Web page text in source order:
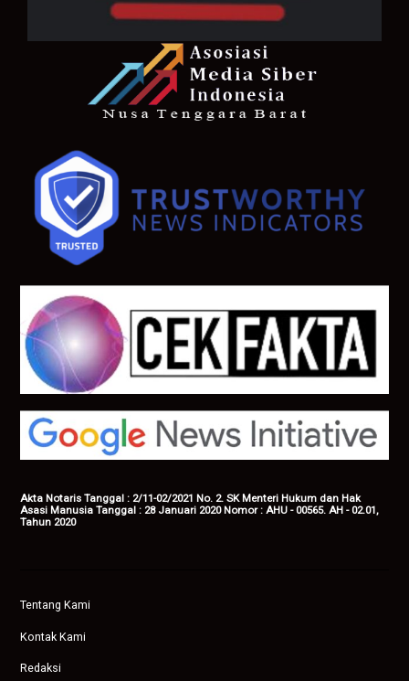
Akta Notaris Tanggal : 2/11-02/2021 No. 2. SK Menteri Hukum dan Hak
Asasi Manusia Tanggal : 28 Januari 2020 Nomor : AHU - 00565. AH - 02.01,
Tahun 2020
Tentang Kami
Kontak Kami
Redaksi